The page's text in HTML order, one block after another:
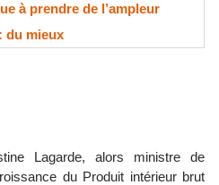
à prendre de l’ampleur
du mieux
Lagarde, alors ministre de
du Produit intérieur brut